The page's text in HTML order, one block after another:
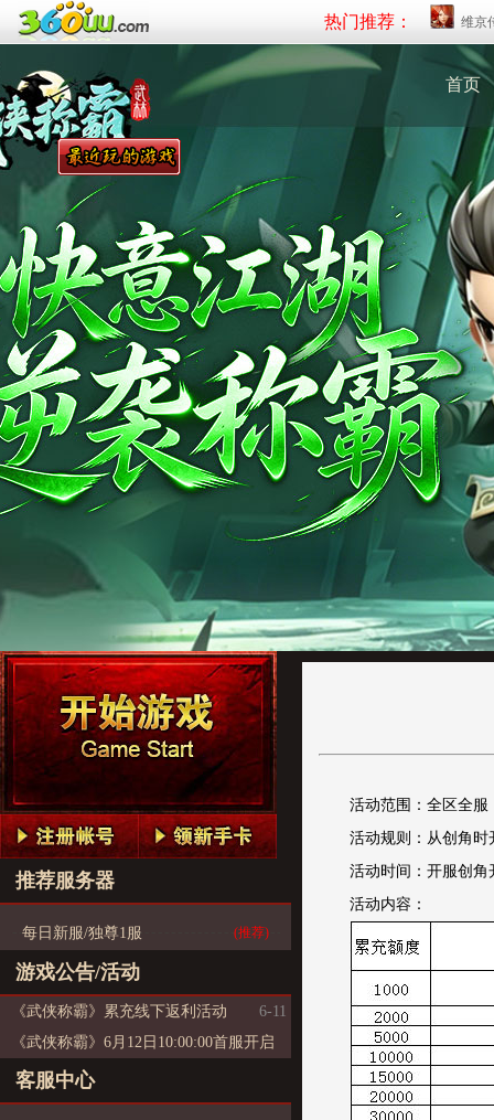
热门推荐： 维京
首页
推荐服务器
每日新服/独尊1服 (推荐)
游戏公告/活动
《武侠称霸》累充线下返利活动
6-11
《武侠称霸》6月12日10:00:00首服开启
客服中心
活动范围：全区全服
活动规则：从创角时
活动时间：开服创
活动内容：